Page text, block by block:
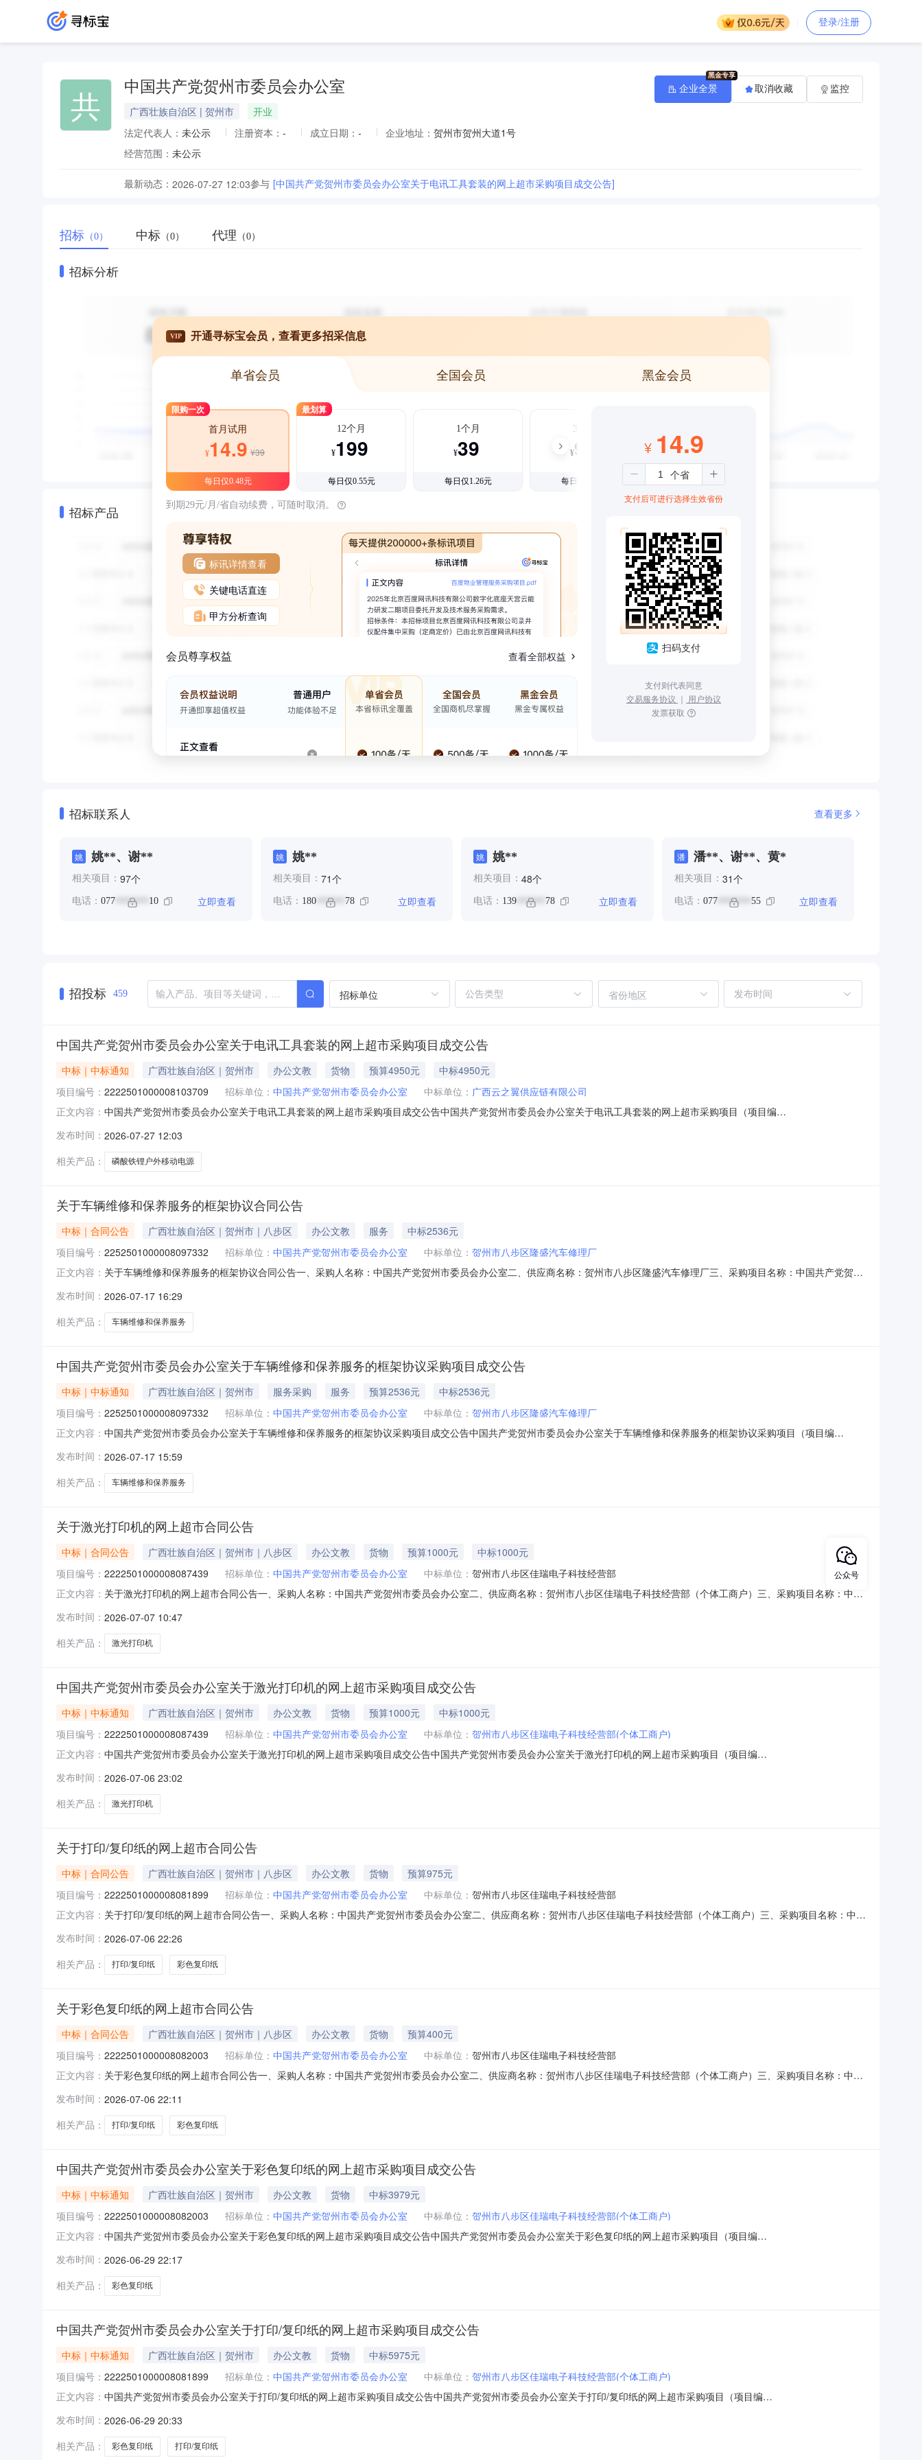
登录/注册
共 中国共产党贺州市委员会办公室
广西壮族自治区 | 贺州市
开业
法定代表人： 未公示 注册资本： - 成立日期： - 企业地址： 贺州市贺州大道1号
经营范围： 未公示
最新动态： 2026-07-27 12:03参与 [中国共产党贺州市委员会办公室关于电讯工具套装的网上超市采购项目成交公告]
企业全景 取消收藏 监控
招标 （0） 中标 （0） 代理 （0）
招标分析
招标产品
VIP 开通寻标宝会员，查看更多招采信息
单省会员 全国会员 黑金会员
限购一次
首月试用
¥14.9 ¥39
每日仅0.48元
最划算
12个月
¥199
每日仅0.55元
1个月
¥39
每日仅1.26元
3个月
¥99
每日仅1.08元
到期29元/月/省自动续费，可随时取消。
标讯详情查看
关键电话直连
甲方分析查询
会员尊享权益 查看全部权益
¥ 14.9
支付后可进行选择生效省份
扫码支付
支付则代表同意
交易服务协议 ｜ 用户协议
发票获取
招标联系人 查看更多
姚 姚**、谢**
相关项目： 97个
电话： 077 ******* 10 立即查看
姚 姚**
相关项目： 71个
电话： 180****** 78 立即查看
姚 姚**
相关项目： 48个
电话： 139 ****** 78 立即查看
潘 潘**、谢**、黄*
相关项目： 31个
电话： 077 ******* 55 立即查看
招投标 459 招标单位 省份地区
中国共产党贺州市委员会办公室关于电讯工具套装的网上超市采购项目成交公告
中标｜中标通知 广西壮族自治区｜贺州市 办公文教 货物 预算4950元
中标4950元
项目编号： 2222501000008103709 招标单位： 中国共产党贺州市委员会办公室 中标单位： 广西云之翼供应链有限公司
正文内容： 中国共产党贺州市委员会办公室关于电讯工具套装的网上超市采购项目成交公告中国共产党贺州市委员会办公室关于电讯工具套装的网上超市采购项目（项目编
编号:2222501000008103709项目联系人:姚宗锦项目联系电话:0774-5123610采购计划信息：序号采购计划文号信息采购计划金额1HZZC2026-W1-013084950.0项目所在行
发布时间： 2026-07-27 12:03
相关产品：
磷酸铁锂户外移动电源
关于车辆维修和保养服务的框架协议合同公告
中标｜合同公告 广西壮族自治区｜贺州市｜八步区 办公文教 服务
中标2536元
项目编号： 2252501000008097332 招标单位： 中国共产党贺州市委员会办公室 中标单位： 贺州市八步区隆盛汽车修理厂
正文内容： 关于车辆维修和保养服务的框架协议合同公告一、采购人名称：中国共产党贺州市委员会办公室二、供应商名称：贺州市八步区隆盛汽车修理厂三、采购项目名称：中国共产党贺州
(元)1贺州市八步区隆盛汽车修理厂标项一：贺州市区（市本级、八步区、平桂区）--件1.0025362536服务要求或标的基本概况：七、其它事项：无八、联系方式1、采购人名
发布时间： 2026-07-17 16:29
相关产品：
车辆维修和保养服务
中国共产党贺州市委员会办公室关于车辆维修和保养服务的框架协议采购项目成交公告
中标｜中标通知 广西壮族自治区｜贺州市 服务采购 服务 预算2536元
中标2536元
项目编号： 2252501000008097332 招标单位： 中国共产党贺州市委员会办公室 中标单位： 贺州市八步区隆盛汽车修理厂
正文内容： 中国共产党贺州市委员会办公室关于车辆维修和保养服务的框架协议采购项目成交公告中国共产党贺州市委员会办公室关于车辆维修和保养服务的框架协议采购项目（项目编
目项目编号:2252501000008097332项目联系人:姚宗锦项目联系电话:0774-5123610采购计划信息：序号采购计划文号信息采购计划金额1HZZC2026-W3-0120825
发布时间： 2026-07-17 15:59
相关产品：
车辆维修和保养服务
关于激光打印机的网上超市合同公告
中标｜合同公告 广西壮族自治区｜贺州市｜八步区 办公文教 货物 预算1000元
中标1000元
项目编号： 2222501000008087439 招标单位： 中国共产党贺州市委员会办公室 中标单位： 贺州市八步区佳瑞电子科技经营部
正文内容： 关于激光打印机的网上超市合同公告一、采购人名称：中国共产党贺州市委员会办公室二、供应商名称：贺州市八步区佳瑞电子科技经营部（个体工商户）三、采购项目名称：中国
价(元)总价(元)1联想LJ2655DN激光打印机联想/lenovoLJ2655DN台1.0010001000服务要求或标的基本概况：七、其它事项：无八、联系方式1、采购人
发布时间： 2026-07-07 10:47
相关产品：
激光打印机
中国共产党贺州市委员会办公室关于激光打印机的网上超市采购项目成交公告
中标｜中标通知 广西壮族自治区｜贺州市 办公文教 货物 预算1000元
中标1000元
项目编号： 2222501000008087439 招标单位： 中国共产党贺州市委员会办公室 中标单位： 贺州市八步区佳瑞电子科技经营部(个体工商户)
正文内容： 中国共产党贺州市委员会办公室关于激光打印机的网上超市采购项目成交公告中国共产党贺州市委员会办公室关于激光打印机的网上超市采购项目（项目编
号:2222501000008087439项目联系人:姚宗锦项目联系电话:0774-5123610采购计划信息：序号采购计划文号信息采购计划金额1HZZC2026-W1-011041000.0项目所在行政区划
发布时间： 2026-07-06 23:02
相关产品：
激光打印机
关于打印/复印纸的网上超市合同公告
中标｜合同公告 广西壮族自治区｜贺州市｜八步区 办公文教 货物
预算975元
项目编号： 2222501000008081899 招标单位： 中国共产党贺州市委员会办公室 中标单位： 贺州市八步区佳瑞电子科技经营部
正文内容： 关于打印/复印纸的网上超市合同公告一、采购人名称：中国共产党贺州市委员会办公室二、供应商名称：贺州市八步区佳瑞电子科技经营部（个体工商户）三、采购项目名称：中国
(元)总价(元)1红色小钢炮A380g打印/复印纸小钢炮/TOPGUN红色小钢炮A380g箱5.001959752万紫千红wzcs80ga4彩色复印纸万紫千红wzcs80
发布时间： 2026-07-06 22:26
相关产品：
打印/复印纸 彩色复印纸
关于彩色复印纸的网上超市合同公告
中标｜合同公告 广西壮族自治区｜贺州市｜八步区 办公文教 货物
预算400元
项目编号： 2222501000008082003 招标单位： 中国共产党贺州市委员会办公室 中标单位： 贺州市八步区佳瑞电子科技经营部
正文内容： 关于彩色复印纸的网上超市合同公告一、采购人名称：中国共产党贺州市委员会办公室二、供应商名称：贺州市八步区佳瑞电子科技经营部（个体工商户）三、采购项目名称：中国
(元)总价(元)1万紫千红wzcs80ga4彩色复印纸万紫千红wzcs80ga4包10.00404002经典小钢炮A480g打印/复印纸经典小钢炮A480g箱17.0019
发布时间： 2026-07-06 22:11
相关产品：
打印/复印纸 彩色复印纸
中国共产党贺州市委员会办公室关于彩色复印纸的网上超市采购项目成交公告
中标｜中标通知 广西壮族自治区｜贺州市 办公文教 货物
中标3979元
项目编号： 2222501000008082003 招标单位： 中国共产党贺州市委员会办公室 中标单位： 贺州市八步区佳瑞电子科技经营部(个体工商户)
正文内容： 中国共产党贺州市委员会办公室关于彩色复印纸的网上超市采购项目成交公告中国共产党贺州市委员会办公室关于彩色复印纸的网上超市采购项目（项目编
号:2222501000008082003项目联系人:姚宗锦项目联系电话:0774-5123610采购计划信息：序号采购计划文号信息采购计划金额1HZZC2026-W1-01033-002264.02HZZC
发布时间： 2026-06-29 22:17
相关产品：
彩色复印纸
中国共产党贺州市委员会办公室关于打印/复印纸的网上超市采购项目成交公告
中标｜中标通知 广西壮族自治区｜贺州市 办公文教 货物
中标5975元
项目编号： 2222501000008081899 招标单位： 中国共产党贺州市委员会办公室 中标单位： 贺州市八步区佳瑞电子科技经营部(个体工商户)
正文内容： 中国共产党贺州市委员会办公室关于打印/复印纸的网上超市采购项目成交公告中国共产党贺州市委员会办公室关于打印/复印纸的网上超市采购项目（项目编
号:2222501000008081899项目联系人:姚宗锦项目联系电话:0774-5123610采购计划信息：序号采购计划文号信息采购计划金额1HZZC2026-W1-01032-0034680.02
发布时间： 2026-06-29 20:33
相关产品：
彩色复印纸 打印/复印纸
公众号